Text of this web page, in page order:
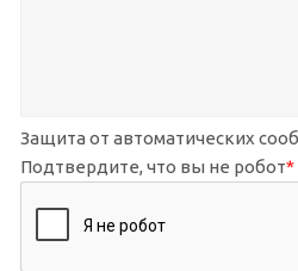
Защита от автоматических
Подтвердите, что вы не робот*